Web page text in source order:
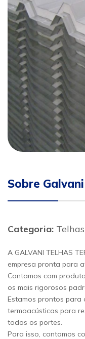
Sobre
Categoria:
A GALVANI TELHAS
empresa pronta para
Contamos com
os mais rigorosos
Estamos prontos para
termoacústicas para
todos os portes.
Para isso, contamos